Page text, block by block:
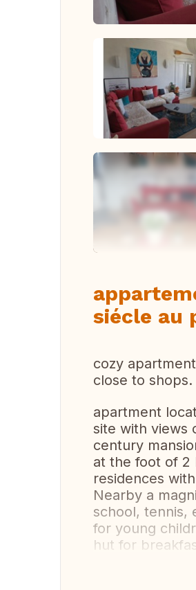
siécle au
cozy
close to shops.
apartment
site with views
century
at the foot of 2
residences
Nearby a
school, tennis,
for young
hut for